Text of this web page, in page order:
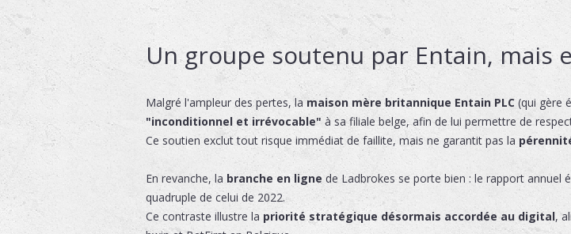
Un groupe soutenu par Entain, mais
Malgré l'ampleur des pertes, la maison mère britannique Entain PLC(qui gère
"inconditionnel et irrévocable"à sa filiale belge, afin de lui permettre de
Ce soutien exclut tout risque immédiat de faillite, mais ne garantit pas la
En revanche, la branche en ligne de Ladbrokes se porte bien : le rapport annuel
quadruple de celui de 2022.
Ce contraste illustre la priorité stratégique désormais accordée au digital,